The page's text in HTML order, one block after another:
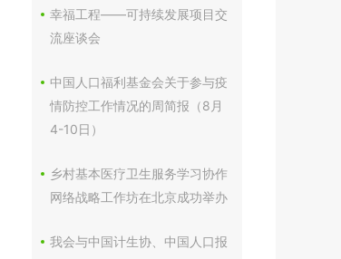
幸福工程——可持续发展项目交
流座谈会
中国人口福利基金会关于参与疫
情防控工作情况的周简报（8月
4-10日）
乡村基本医疗卫生服务学习协作
网络战略工作坊在北京成功举办
我会与中国计生协、中国人口报